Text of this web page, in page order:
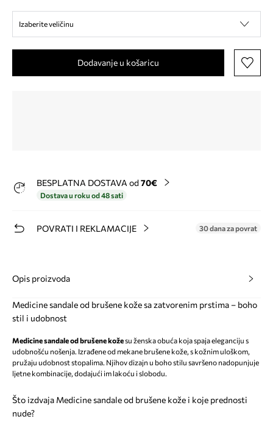
Izaberite veličinu
Dodavanje u košaricu
BESPLATNA DOSTAVA od 70€
Dostava u roku od 48 sati
POVRATI I REKLAMACIJE 30 dana za povrat
Opis proizvoda
Medicine sandale od brušene kože sa zatvorenim prstima – boho
stil i udobnost
Medicine sandale od brušene kožesu ženska obuća koja spaja eleganciju s
udobnošću nošenja. Izrađene od mekane brušene kože, s kožnim uloškom,
pružaju udobnost stopalima. Njihov dizajn u boho stilu savršeno nadopunjuje
ljetne kombinacije, dodajući im lakoću i slobodu.
Što izdvaja Medicine sandale od brušene kože i koje prednosti
nude?